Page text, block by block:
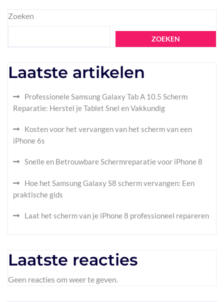
Zoeken
ZOEKEN
Laatste artikelen
Professionele Samsung Galaxy Tab A 10.5 Scherm
Reparatie: Herstel je Tablet Snel en Vakkundig
Kosten voor het vervangen van het scherm van een
iPhone 6s
Snelle en Betrouwbare Schermreparatie voor iPhone 8
Hoe het Samsung Galaxy S8 scherm vervangen: Een
praktische gids
Laat het scherm van je iPhone 8 professioneel repareren
Laatste reacties
Geen reacties om weer te geven.